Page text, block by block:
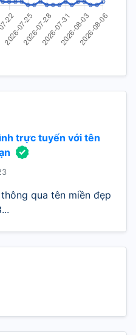
trực tuyến với tên
qua tên miền đẹp